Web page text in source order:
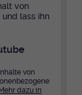
von
lass ihn
von
dazu in